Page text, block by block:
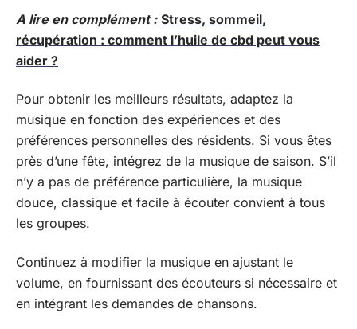
A lire en complément : Stress, sommeil,
récupération : comment l’huile de cbd peut vous
aider ?
Pour obtenir les meilleurs résultats, adaptez la
musique en fonction des expériences et des
préférences personnelles des résidents. Si vous êtes
près d’une fête, intégrez de la musique de saison. S’il
n’y a pas de préférence particulière, la musique
douce, classique et facile à écouter convient à tous
les groupes.
Continuez à modifier la musique en ajustant le
volume, en fournissant des écouteurs si nécessaire et
en intégrant les demandes de chansons.